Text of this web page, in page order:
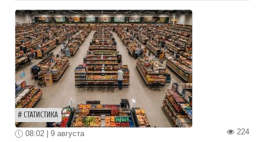
СТАТИСТИКА
224
08:02 | 9 августа